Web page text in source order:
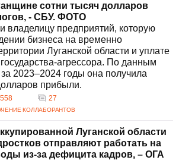
сотни тысяч долларов
- СБУ. ФОТО
владелицу предприятий, которую
бизнеса на временно
Луганской области и уплате
агрессора. По данным
за 2023–2024 годы она получила
прибыли.
27
КОЛЛАБОРАНТОВ
Луганской области
отправляют работать на
из-за дефицита кадров, – ОГА